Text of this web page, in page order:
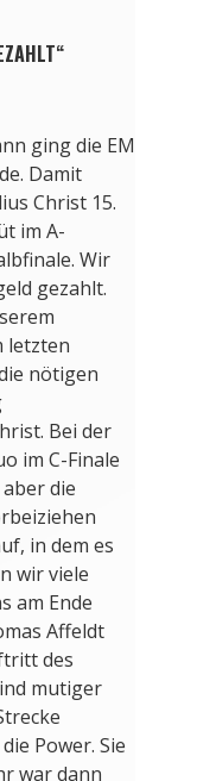
ging die EM
Damit
Christ 15.
im A-
Wir
gezahlt.
letzten
nötigen
Bei der
im C-Finale
die
in dem es
wir viele
am Ende
Affeldt
des
mutiger
Power. Sie
war dann